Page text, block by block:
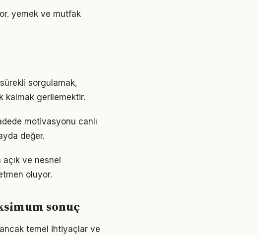
yemek ve mutfak
sorgulamak,
kalmak gerilemektir.
motivasyonu canlı
değer.
ve nesnel
oluyor.
sonuç
temel ihtiyaçlar ve